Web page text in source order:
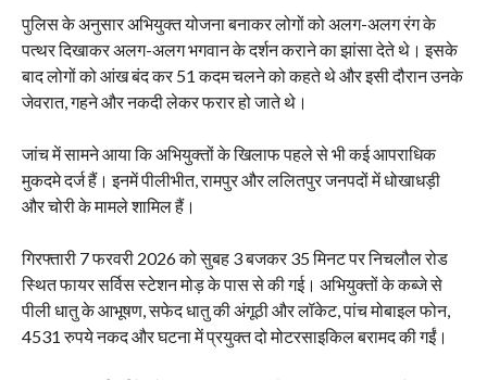
पुलिस के अनुसार अभियुक्त योजना बनाकर लोगों को अलग-अलग रंग के
पत्थर दिखाकर अलग-अलग भगवान के दर्शन कराने का झांसा देते थे। इसके
बाद लोगों को आंख बंद कर 51 कदम चलने को कहते थे और इसी दौरान उनके
जेवरात, गहने और नकदी लेकर फरार हो जाते थे।
जांच में सामने आया कि अभियुक्तों के खिलाफ पहले से भी कई आपराधिक
मुकदमे दर्ज हैं। इनमें पीलीभीत, रामपुर और ललितपुर जनपदों में धोखाधड़ी
और चोरी के मामले शामिल हैं।
गिरफ्तारी 7 फरवरी 2026 को सुबह 3 बजकर 35 मिनट पर निचलौल रोड
स्थित फायर सर्विस स्टेशन मोड़ के पास से की गई। अभियुक्तों के कब्जे से
पीली धातु के आभूषण, सफेद धातु की अंगूठी और लॉकेट, पांच मोबाइल फोन,
4531 रुपये नकद और घटना में प्रयुक्त दो मोटरसाइकिल बरामद की गईं।